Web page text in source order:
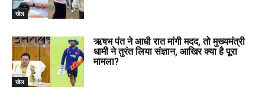
खेल
खेल
ऋषभ पंत ने आधी रात मांगी मदद, तो मुख्यमंत्री
धामी ने तुरंत लिया संज्ञान, आखिर क्या है पूरा
मामला?